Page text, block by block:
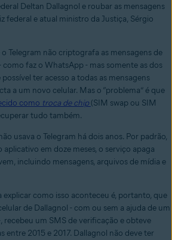
Deltan Dallagnol e roubar as mensagens
federal e atual ministro da Justiça, Sérgio
Telegram não criptografa as mensagens de
faz o WhatsApp - mas somente as dos
possível ter acesso a todas as mensagens
a um novo celular. Mas o “problema” é que
como troca de chip (SIM swap ou SIM
tudo também.
usava o Telegram há dois anos. Por padrão,
aplicativo em doze meses, o serviço apaga
incluindo mensagens, arquivos de mídia e
explicar como isso aconteceu é, portanto, que
de Dallagnol - com ou sem a ajuda de um
recebeu um SMS de verificação e obteve
entre 2015 e 2017. Dallagnol não deve ter